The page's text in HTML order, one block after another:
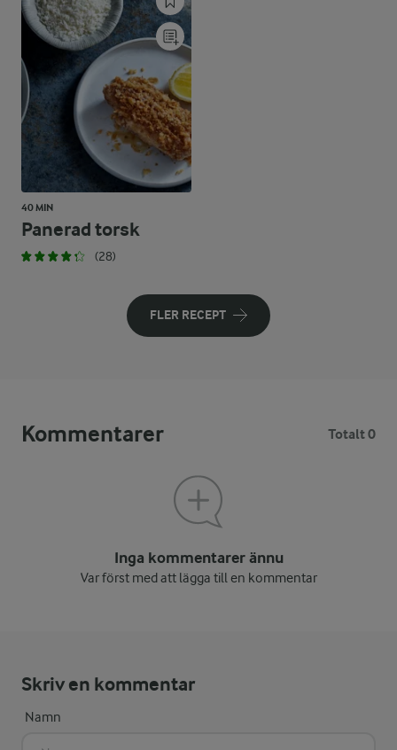
40 MIN
Panerad torsk
(28)
FLER RECEPT
Kommentarer Totalt 0
Inga kommentarer ännu
Var först med att lägga till en kommentar
Skriv en kommentar
Namn